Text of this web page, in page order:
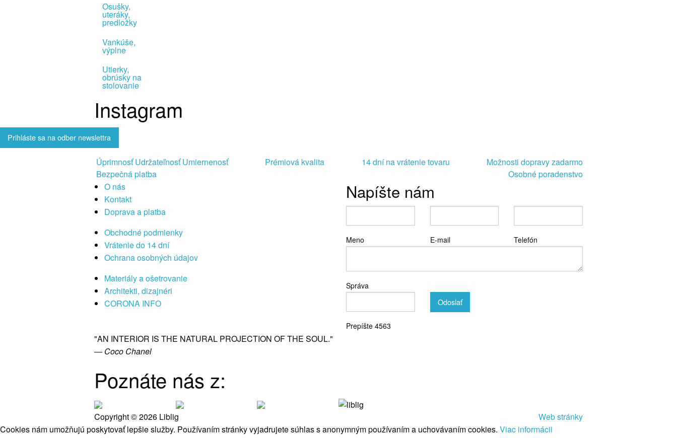
Osušky,
uteráky,
predložky
Vankúše,
výplne
Utierky,
obrúsky na
stolovanie
Instagram
Prihláste sa na odber newslettra
Úprimnosť Udržateľnosť Umiernenosť Prémiová kvalita 14 dní na vrátenie tovaru
Možnosti dopravy zadarmo
Bezpečná platba
Osobné poradenstvo
O nás
Kontakt
Doprava a platba
Obchodné podmienky
Vrátenie do 14 dní
Ochrana osobných údajov
Materiály a ošetrovanie
Architekti, dizajnéri
CORONA INFO
Napíšte nám
Meno E-mail Telefón
Správa
Prepíšte 4563
Odoslať
"AN INTERIOR IS THE NATURAL PROJECTION OF THE SOUL."
― Coco Chanel
Poznáte nás z:
Copyright © 2026 Liblig
Web stránky
Cookies nám umožňujú poskytovať lepšie služby. Používaním stránky vyjadrujete súhlas s anonymným používaním a uchovávaním cookies. Viac informácii